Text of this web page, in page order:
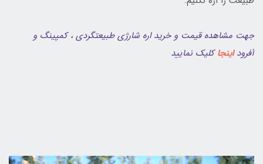
جهت مشاهده قیمت و خرید اره شارژی طبیعتگردی ، کمپینگ و
آفروداینجا کلیک نمایید